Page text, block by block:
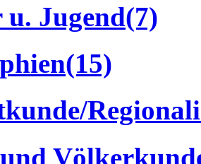
Jugend(7)
(15)